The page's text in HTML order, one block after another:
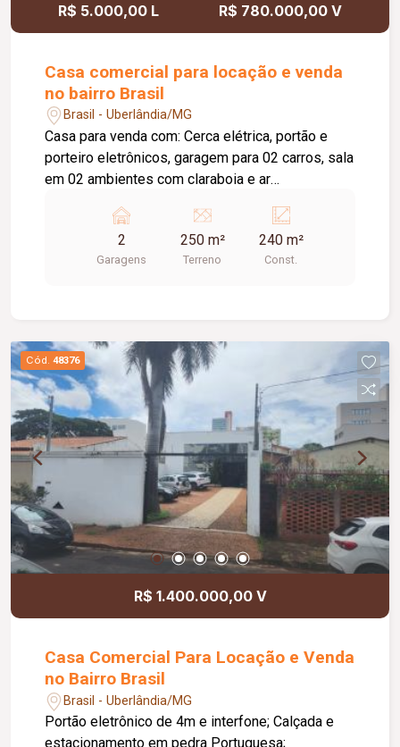
R$ 5.000,00 L R$ 780.000,00 V
Casa comercial para locação e venda
no bairro Brasil
Brasil - Uberlândia/MG
Casa para venda com: Cerca elétrica, portão e
porteiro eletrônicos, garagem para 02 carros, sala
em 02 ambientes com claraboia e ar
armários, hall para 03 quartos sendo 02 com
armários embutidos, sendo 01 suíte com ar
condicionado, varanda gourmet com
2
Garagens
250 m²
Terreno
240 m²
Const.
Cód. 48376
R$ 1.400.000,00 V
Casa Comercial Para Locação e Venda
no Bairro Brasil
Brasil - Uberlândia/MG
Portão eletrônico de 4m e interfone; Calçada e
estacionamento em pedra Portuguesa;